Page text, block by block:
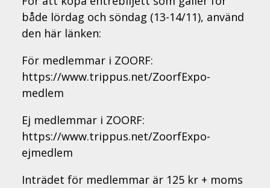
både lördag och söndag (13-14/11), använd
den här länken:
För medlemmar i ZOORF:
https://www.trippus.net/ZoorfExpo-
medlem
Ej medlemmar i ZOORF:
https://www.trippus.net/ZoorfExpo-
ejmedlem
Inträdet för medlemmar är 125 kr + moms